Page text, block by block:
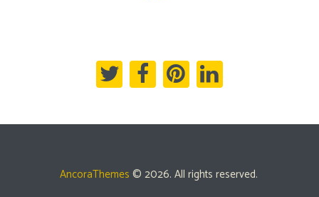
AncoraThemes © 2026. All rights reserved.